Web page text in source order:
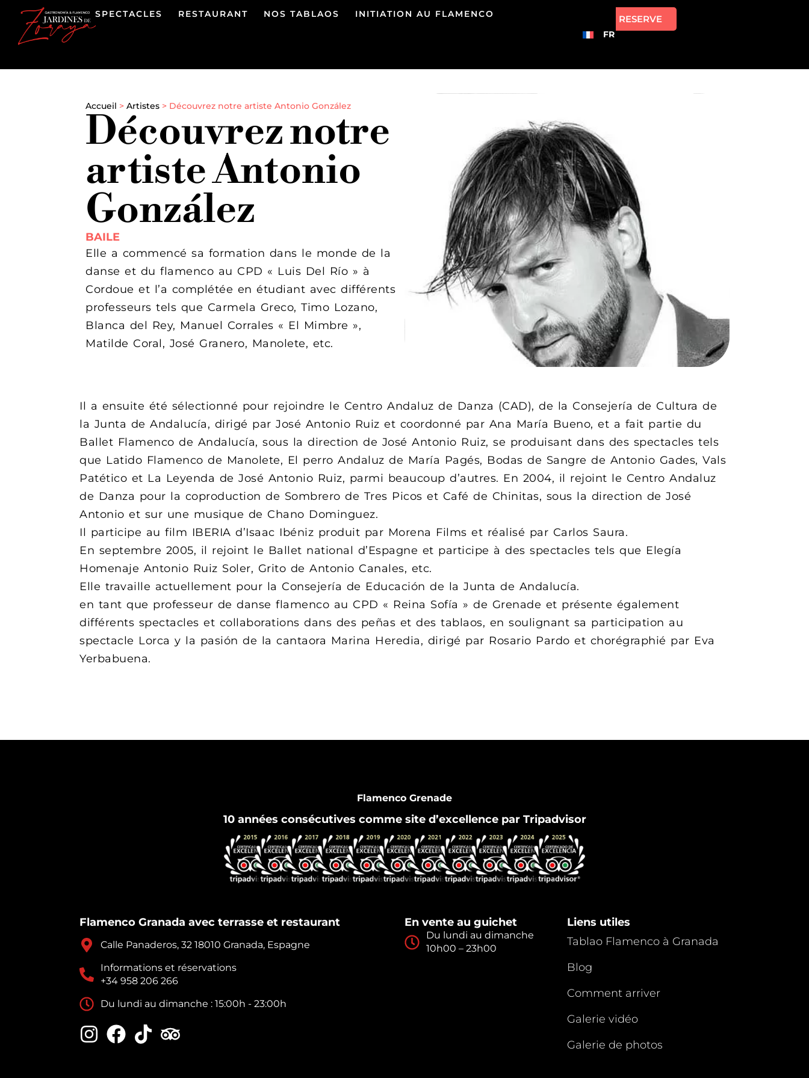
SPECTACLES RESTAURANT NOS TABLAOS
INITIATION AU FLAMENCO
FR
RESERVE
Accueil > Artistes > Découvrez notre artiste Antonio González
Découvrez notre
artiste Antonio
González
BAILE
Elle a commencé sa formation dans le monde de la
danse et du flamenco au CPD « Luis Del Río » à
Cordoue et l’a complétée en étudiant avec différents
professeurs tels que Carmela Greco, Timo Lozano,
Blanca del Rey, Manuel Corrales « El Mimbre »,
Matilde Coral, José Granero, Manolete, etc.
Il a ensuite été sélectionné pour rejoindre le Centro Andaluz de Danza (CAD), de la Consejería de Cultura de
la Junta de Andalucía, dirigé par José Antonio Ruiz et coordonné par Ana María Bueno, et a fait partie du
Ballet Flamenco de Andalucía, sous la direction de José Antonio Ruiz, se produisant dans des spectacles tels
que Latido Flamenco de Manolete, El perro Andaluz de María Pagés, Bodas de Sangre de Antonio Gades, Vals
Patético et La Leyenda de José Antonio Ruiz, parmi beaucoup d’autres. En 2004, il rejoint le Centro Andaluz
de Danza pour la coproduction de Sombrero de Tres Picos et Café de Chinitas, sous la direction de José
Antonio et sur une musique de Chano Dominguez.
Il participe au film IBERIA d’Isaac Ibéniz produit par Morena Films et réalisé par Carlos Saura.
En septembre 2005, il rejoint le Ballet national d’Espagne et participe à des spectacles tels que Elegía
Homenaje Antonio Ruiz Soler, Grito de Antonio Canales, etc.
Elle travaille actuellement pour la Consejería de Educación de la Junta de Andalucía.
en tant que professeur de danse flamenco au CPD « Reina Sofía » de Grenade et présente également
différents spectacles et collaborations dans des peñas et des tablaos, en soulignant sa participation au
spectacle Lorca y la pasión de la cantaora Marina Heredia, dirigé par Rosario Pardo et chorégraphié par Eva
Yerbabuena.
Flamenco Grenade
10 années consécutives comme site d’excellence par Tripadvisor
Flamenco Granada avec terrasse et restaurant
Calle Panaderos, 32 18010 Granada, Espagne
Informations et réservations
+34 958 206 266
Du lundi au dimanche : 15:00h - 23:00h
En vente au guichet
Du lundi au dimanche
10h00 – 23h00
Liens utiles
Tablao Flamenco à Granada
Blog
Comment arriver
Galerie vidéo
Galerie de photos